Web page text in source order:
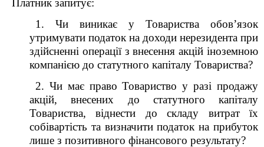
Платник запитує:
1. Чи виникає у Товариства обов’язок
утримувати податок на доходи нерезидента при
здійсненні операції з внесення акцій іноземною
компанією до статутного капіталу Товариства?
2. Чи має право Товариство у разі продажу
акцій, внесених до статутного капіталу
Товариства, віднести до складу витрат їх
собівартість та визначити податок на прибуток
лише з позитивного фінансового результату?